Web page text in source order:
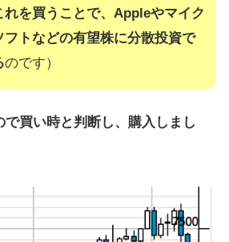
で3000円弱稼げまし
る人たちの評判・口
れを買うことで、Appleやマイク
フトなどの有望株に分散投資で
のです）
で買い時と判断し、購入しまし